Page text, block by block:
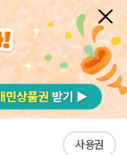
사용권